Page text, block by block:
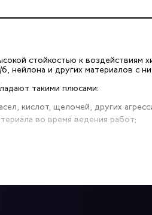
стойкостью к воздействиям
нейлона и других материалов с
такими плюсами:
кислот, щелочей, других
во время ведения работ;
характерных для работы в
поставщикам купить
безопасности и требованиям